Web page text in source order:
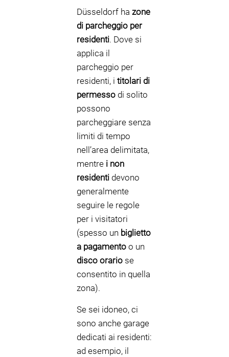
Düsseldorf ha zone
di parcheggio per
residenti. Dove si
applica il
parcheggio per
residenti, i titolari di
permesso di solito
possono
parcheggiare senza
limiti di tempo
nell’area delimitata,
mentre i non
residenti devono
generalmente
seguire le regole
per i visitatori
(spesso un biglietto
a pagamento o un
disco orario se
consentito in quella
zona).
Se sei idoneo, ci
sono anche garage
dedicati ai residenti:
ad esempio, il